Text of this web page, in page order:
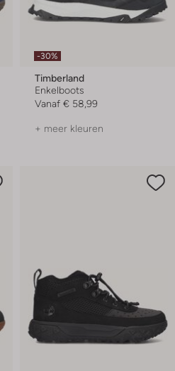
-30%
Timberland
Enkelboots
Vanaf € 58,99
+ meer kleuren